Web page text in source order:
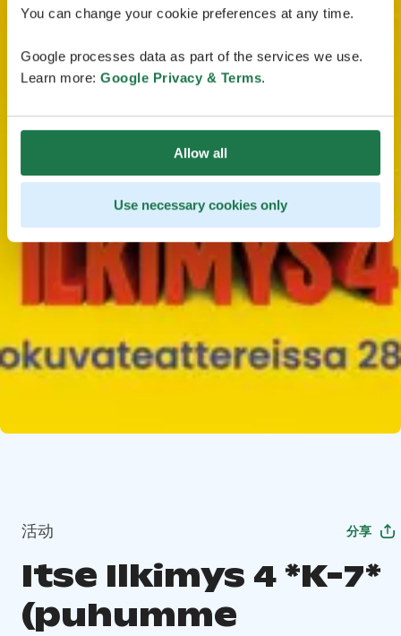
You can change your cookie preferences at any time.
Google processes data as part of the services we use.
Learn more: Google Privacy & Terms.
Allow all
Use necessary cookies only
活动 分享
Itse Ilkimys 4 *K-7*
(puhumme